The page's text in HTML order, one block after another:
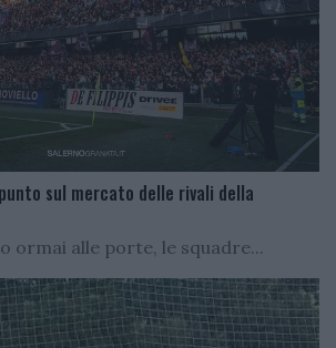
sul mercato delle rivali della
ormai alle porte, le squadre...